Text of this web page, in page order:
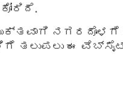
ತಲುಪಲು ಈ